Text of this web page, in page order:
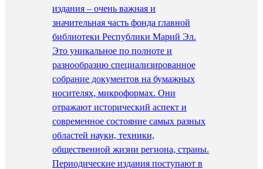
издания – очень важная и
значительная часть фонда главной
библиотеки Республики Марий Эл.
Это уникальное по полноте и
разнообразию специализированное
собрание документов на бумажных
носителях, микроформах. Они
отражают исторический аспект и
современное состояние самых разных
областей науки, техники,
общественной жизни региона, страны.
Периодические издания поступают в